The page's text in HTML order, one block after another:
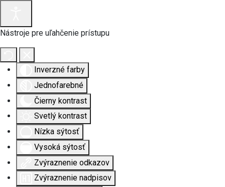
Nástroje pre uľahčenie prístupu
Inverzné farby
Jednofarebné
Čierny kontrast
Svetlý kontrast
Nízka sýtosť
Vysoká sýtosť
Zvýraznenie odkazov
Zvýraznenie nadpisov